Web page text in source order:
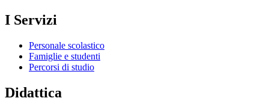
I Servizi
Personale scolastico
Famiglie e studenti
Percorsi di studio
Didattica